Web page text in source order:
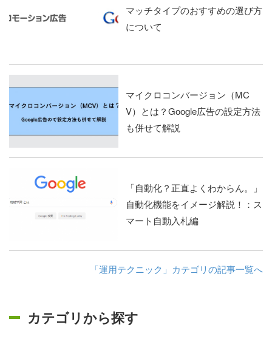
マッチタイプのおすすめの選び方
について
マイクロコンバージョン（MC
V）とは？Google広告の設定方法
も併せて解説
「自動化？正直よくわからん。」
自動化機能をイメージ解説！：ス
マート自動入札編
「運用テクニック」カテゴリの記事一覧へ
カテゴリから探す